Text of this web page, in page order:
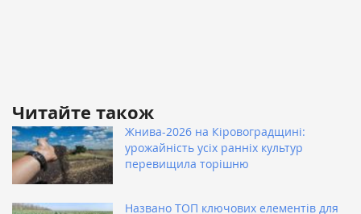
Читайте також
Жнива-2026 на Кіровоградщині:
урожайність усіх ранніх культур
перевищила торішню
Названо ТОП ключових елементів для